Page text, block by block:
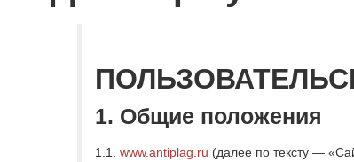
1. Общие положения
1.1. www.antiplag.ru (далее по тексту —